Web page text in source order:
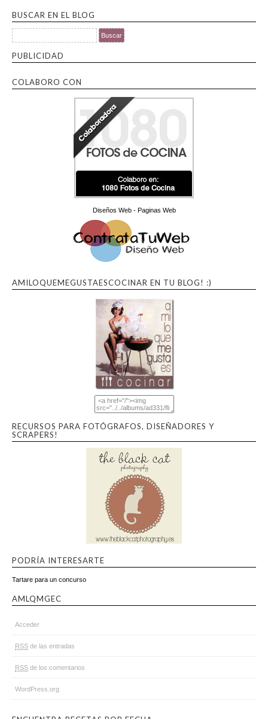
BUSCAR EN EL BLOG
Buscar por:
PUBLICIDAD
COLABORO CON
Diseños Web - Paginas Web
AMILOQUEMEGUSTAESCOCINAR EN TU BLOG! :)
RECURSOS PARA FOTÓGRAFOS, DISEÑADORES Y
SCRAPERS!
PODRÍA INTERESARTE
Tartare para un concurso
AMLQMGEC
Acceder
RSS de las entradas
RSS de los comentarios
WordPress.org